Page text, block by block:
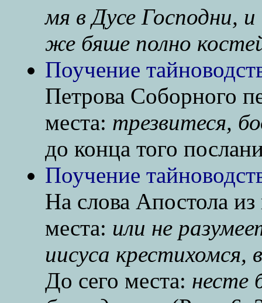
мя в Дусе Господни,
же бяше полно
Поучение
Петрова Соборного
места: трезвитеся,
до конца того
Поучение
На слова Апостола
места: или не
ииcyca крестихомся,
До сего места: несте